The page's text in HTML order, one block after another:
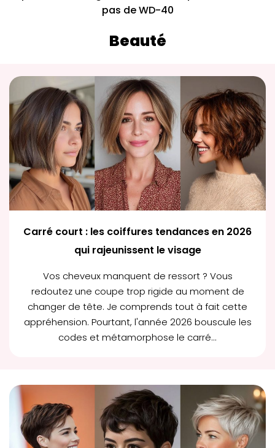
pas de WD-40
Beauté
Carré court : les coiffures tendances en 2026
qui rajeunissent le visage
Vos cheveux manquent de ressort ? Vous
redoutez une coupe trop rigide au moment de
changer de tête. Je comprends tout à fait cette
appréhension. Pourtant, l'année 2026 bouscule les
codes et métamorphose le carré...